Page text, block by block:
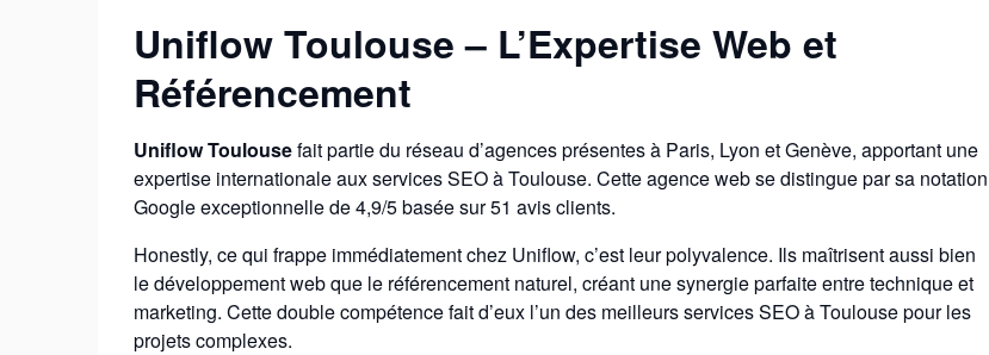
Uniflow Toulouse – L’Expertise Web et
Référencement
Uniflow Toulousefait partie du réseau d’agences présentes à Paris, Lyon et Genève, apportant une
expertise internationale aux services SEO à Toulouse. Cette agence web se distingue par sa notation
Google exceptionnelle de 4,9/5 basée sur 51 avis clients.
Honestly, ce qui frappe immédiatement chez Uniflow, c’est leur polyvalence. Ils maîtrisent aussi bien
le développement web que le référencement naturel, créant une synergie parfaite entre technique et
marketing. Cette double compétence fait d’eux l’un des meilleurs services SEO à Toulouse pour les
projets complexes.